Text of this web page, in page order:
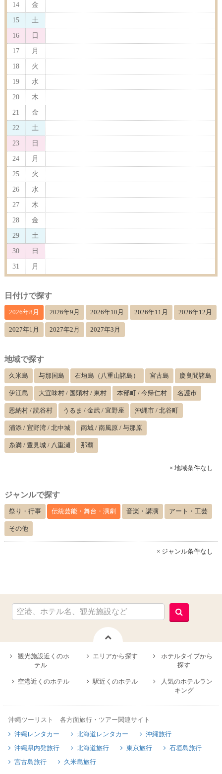
14 金
15 土
16 日
17 月
18 火
19 水
20 木
21 金
22 土
23 日
24 月
25 火
26 水
27 木
28 金
29 土
30 日
31 月
日付けで探す
2026年8月 2026年9月 2026年10月 2026年11月 2026年12月
2027年1月 2027年2月 2027年3月
地域で探す
久米島 与那国島 石垣島（八重山諸島） 宮古島 慶良間諸島
伊江島 大宜味村 / 国頭村 / 東村 本部町 / 今帰仁村 名護市
恩納村 / 読谷村 うるま / 金武 / 宜野座 沖縄市 / 北谷町
浦添 / 宜野湾 / 北中城 南城 / 南風原 / 与那原
糸満 / 豊見城 / 八重瀬 那覇
× 地域条件なし
ジャンルで探す
祭り・行事 伝統芸能・舞台・演劇 音楽・講演 アート・工芸
その他
× ジャンル条件なし
観光施設近くのホ
テル
エリアから探す
ホテルタイプから
探す
空港近くのホテル 駅近くのホテル
人気のホテルラン
キング
沖縄ツーリスト 各方面旅行・ツアー関連サイト
沖縄レンタカー
北海道レンタカー
沖縄旅行
沖縄県内発旅行
北海道旅行 東京旅行
石垣島旅行
宮古島旅行
久米島旅行